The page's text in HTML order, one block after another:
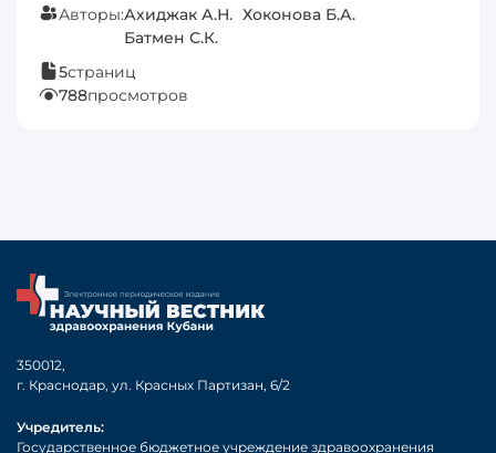
Авторы:Ахиджак А.Н. Хоконова Б.А.
Батмен С.К.
5страниц
788просмотров
350012,
г. Краснодар, ул. Красных Партизан, 6/2
Учредитель:
Государственное бюджетное учреждение здравоохранения